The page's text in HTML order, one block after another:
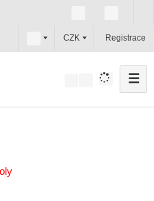
c
z
CZK Registrace
☰